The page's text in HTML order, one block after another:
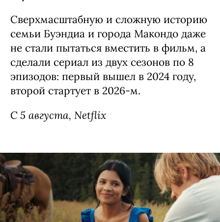
Сверхмасштабную и сложную историю
семьи Буэндиа и города Макондо даже
не стали пытаться вместить в фильм, а
сделали сериал из двух сезонов по 8
эпизодов: первый вышел в 2024 году,
второй стартует в 2026-м.
С 5 августа, Netflix